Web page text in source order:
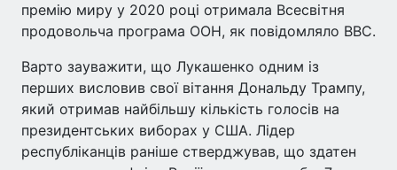
премію миру у 2020 році отримала Всесвітня
продовольча програма ООН, як повідомляло BBC.
Варто зауважити, що Лукашенко одним із
перших висловив свої вітання Дональду Трампу,
який отримав найбільшу кількість голосів на
президентських виборах у США. Лідер
республіканців раніше стверджував, що здатен